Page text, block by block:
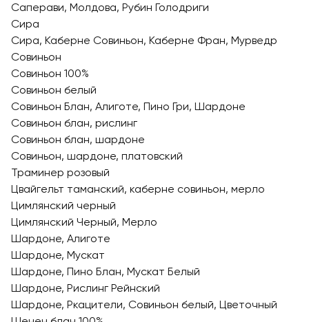
Саперави, Молдова, Рубин Голодриги
Сира
Сира, Каберне Совиньон, Каберне Фран, Мурведр
Совиньон
Совиньон 100%
Совиньон белый
Совиньон Блан, Алиготе, Пино Гри, Шардоне
Совиньон блан, рислинг
Совиньон блан, шардоне
Совиньон, шардоне, платовский
Траминер розовый
Цвайгельт таманский, каберне совиньон, мерло
Цимлянский черный
Цимлянский Черный, Мерло
Шардоне, Алиготе
Шардоне, Мускат
Шардоне, Пино Блан, Мускат Белый
Шардоне, Рислинг Рейнский
Шардоне, Ркацители, Совиньон белый, Цветочный